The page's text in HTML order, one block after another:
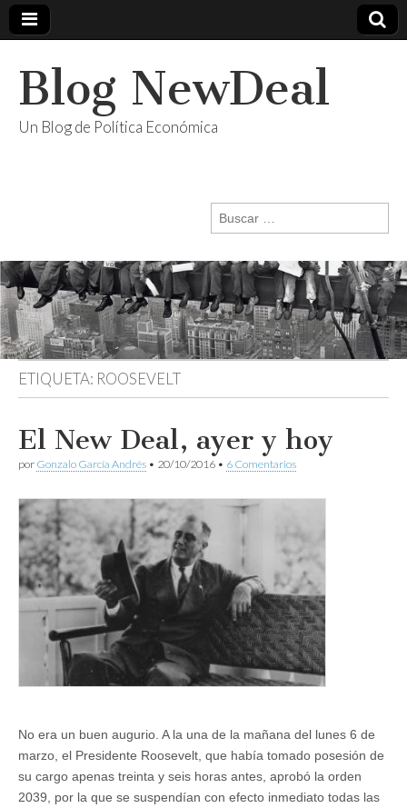
Blog NewDeal
Un Blog de Política Económica
Buscar:
ETIQUETA: ROOSEVELT
El New Deal, ayer y hoy
por Gonzalo García Andrés • 20/10/2016 • 6 Comentarios
No era un buen augurio. A la una de la mañana del lunes 6 de
marzo, el Presidente Roosevelt, que había tomado posesión de
su cargo apenas treinta y seis horas antes, aprobó la orden
2039, por la que se suspendían con efecto inmediato todas las